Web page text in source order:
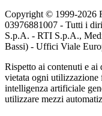
Copyright © 1999-2026
03976881007 - Tutti i
S.p.A. - RTI S.p.A.,
Bassi) - Uffici Viale
Rispetto ai contenuti e ai
vietata ogni utilizzazione
intelligenza artificiale
utilizzare mezzi